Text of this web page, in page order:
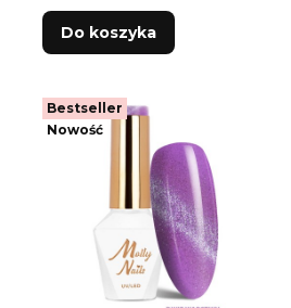
Do koszyka
Bestseller
Nowość